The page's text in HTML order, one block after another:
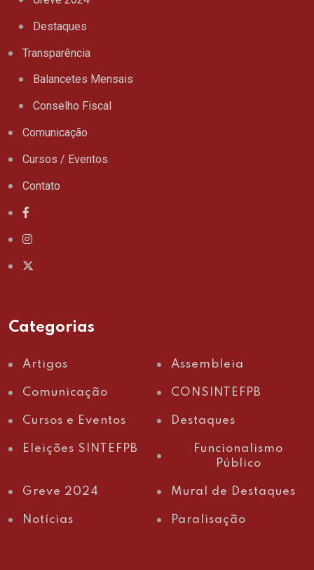
Destaques
Transparência
Balancetes Mensais
Conselho Fiscal
Comunicação
Cursos / Eventos
Contato
Categorias
Artigos Assembleia
Comunicação CONSINTEFPB
Cursos e Eventos Destaques
Eleições SINTEFPB
Funcionalismo
Público
Greve 2024 Mural de Destaques
Notícias Paralisação